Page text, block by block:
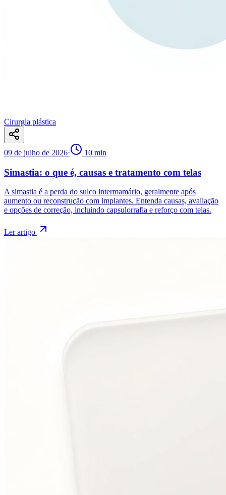
Cirurgia plástica
09 de julho de 2026· 10 min
Simastia: o que é, causas e tratamento com telas
A simastia é a perda do sulco intermamário, geralmente após
aumento ou reconstrução com implantes. Entenda causas, avaliação
e opções de correção, incluindo capsulorrafia e reforço com telas.
Ler artigo